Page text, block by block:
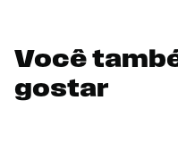
Você
gostar